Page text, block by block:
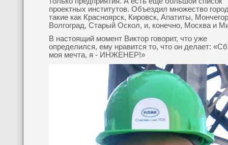
проектных институтов. Объездил множество
такие как Красноярск, Кировск, Апатиты,
Волгоград, Старый Оскол, и, конечно, Москва и
В настоящий момент Виктор говорит, что уже
определился, ему нравится то, что он делает:
моя мечта, я - ИНЖЕНЕР!»